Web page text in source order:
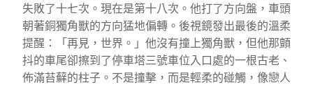
失敗了十七次。現在是第十八次。他打了方向盤，車頭
朝著銅獨角獸的方向猛地偏轉。後視鏡發出最後的溫柔
提醒：「再見，世界。」他沒有撞上獨角獸，但他那顫
抖的車尾卻擦到了停車塔三號車位入口處的一根古老、
佈滿苔蘚的柱子。不是撞擊，而是輕柔的碰觸，像戀人